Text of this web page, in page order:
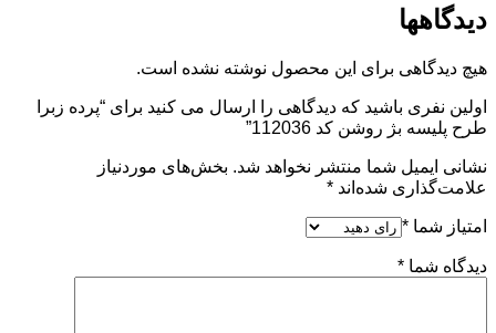
دیدگاهها
هیچ دیدگاهی برای این محصول نوشته نشده است.
اولین نفری باشید که دیدگاهی را ارسال می کنید برای “پرده زبرا
طرح پلیسه بژ روشن کد 112036”
نشانی ایمیل شما منتشر نخواهد شد. بخش‌های موردنیاز
علامت‌گذاری شده‌اند *
امتیاز شما *
دیدگاه شما *